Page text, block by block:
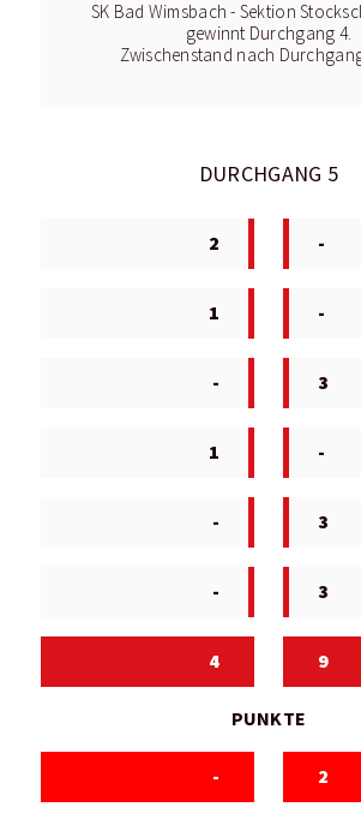
SK Bad Wimsbach - Sektion
gewinnt Durchgang 4.
Zwischenstand nach
DURCHGANG 5
2 -
1 -
- 3
1 -
- 3
- 3
4 9
PUNKTE
- 2